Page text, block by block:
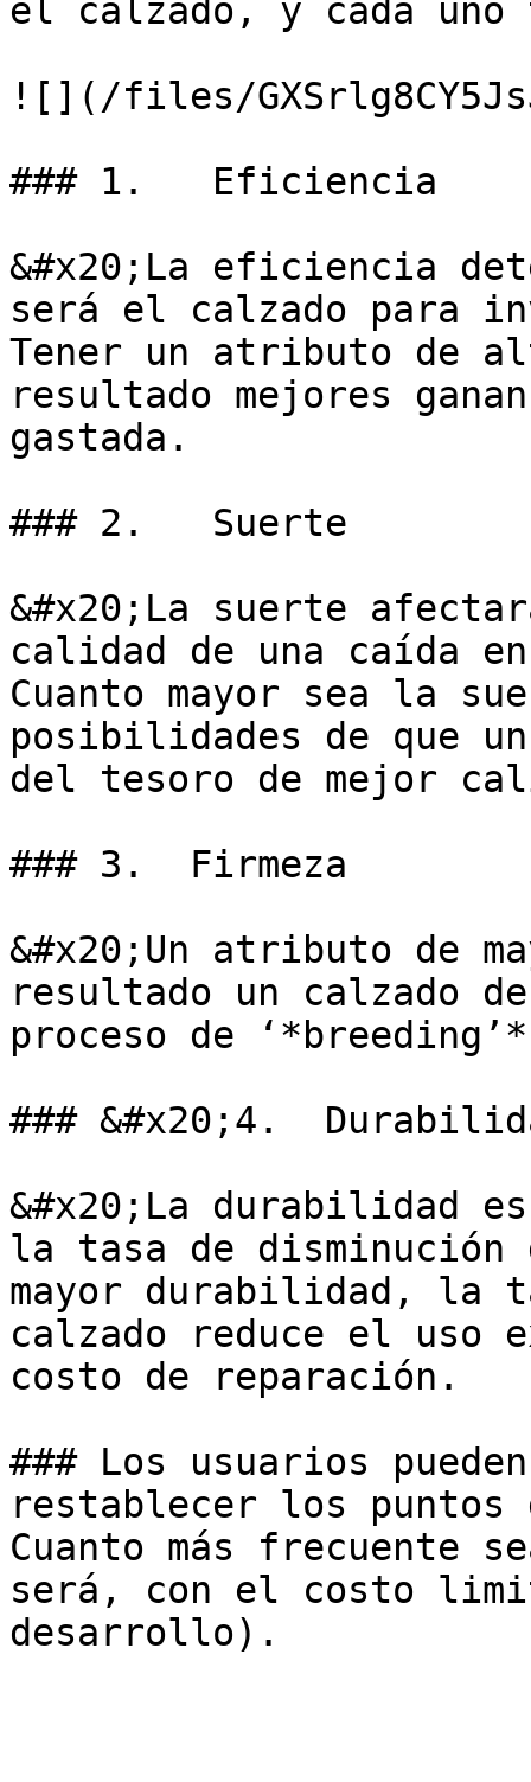
el calzado, y cada
![](/files/
### 1.   Eficiencia
&#x20;La eficiencia
será el calzado para
Tener un atributo de
resultado mejores
gastada.
### 2.   Suerte
&#x20;La suerte
calidad de una caída
Cuanto mayor sea la
posibilidades de que
del tesoro de mejor
### 3.  Firmeza
&#x20;Un atributo de
resultado un calzado
proceso de
### &#x20;4.
&#x20;La durabilidad
la tasa de disminución
mayor durabilidad, la
calzado reduce el uso
costo de reparación.
### Los usuarios
restablecer los
Cuanto más frecuente
será, con el costo